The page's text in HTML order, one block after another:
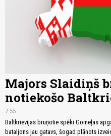
Majors Slaidiņš
notiekošo
7:55
Baltkrievijas bruņotie spēki Gomeļas
bataljons jau gatavs, šogad plānots